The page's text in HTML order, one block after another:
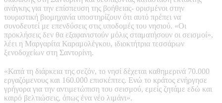
ανάγκης για την επίσπευση της βοήθειας- ορισμένοι στην
τουριστική βιομηχανία υποστηρίζουν ότι αυτό πρέπει να
συνοδευτεί με επενδύσεις στις υποδομές του νησιού. «Οι
προκλήσεις δεν θα εξαφανιστούν μόλις σταματήσουν οι σεισμοί»,
λέει η Μαργαρίτα Καραμολέγκου, ιδιοκτήτρια τεσσάρων
ξενοδοχείων στη Σαντορίνη.
«Κατά τη διάρκεια της σεζόν, το νησί δέχεται καθημερινά 70.000
εργαζόμενους και 160.000 επισκέπτες. Ενώ το κράτος ενήργησε
γρήγορα για την αντιμετώπιση του σεισμού, εμείς ζητάμε εδώ και
καιρό βελτιώσεις, όπως ένα νέο λιμάνι».